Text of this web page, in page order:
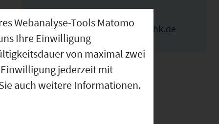
elka.ivanova@wuerzburg.ihk.de
Webanalyse-Tools Matomo
Ihre Einwilligung
von maximal zwei
jederzeit mit
auch weitere Informationen.